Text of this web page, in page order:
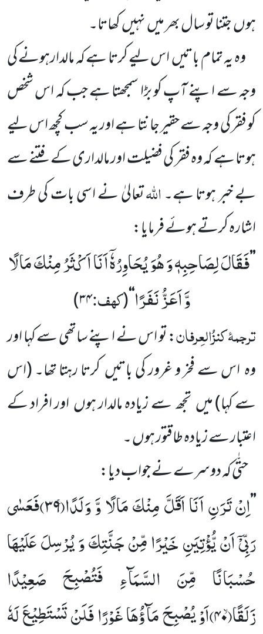
ہوںجتنا تو سال بھر میںنہیںکھاتا۔
وہ یہ تمام باتیںاس لیے کرتا ہے کہ مالدارہونے کی
وجہ سے اپنے آپ کو بڑا سمجھتا ہے جب کہ اس شخص
کو فقر کی وجہ سے حقیر جانتا ہے اور یہ سب کچھ اس لیے
ہوتا ہے کہ وہ فقر کی فضیلت اور مالداری کے فتنے سے
بے خبر ہوتا ہے۔اللہتعالیٰ نے اسی بات کی طرف
اشارہ کرتے ہوئے فرمایا:
’’فَقَالَ لِصَاحِبِهٖ وَ هُوَ یُحَاوِرُهٗۤ اَنَا اَكْثَرُ مِنْكَ مَالًا
وَّ اَعَزُّ نَفَرًا‘‘
(کہف:۳۴)
ترجمۂکنزُالعِرفان: تو اس نے اپنے ساتھی سے کہا اور
وہاس سے فخر و غرور کی باتیںکرتا رہتا تھا۔(اس
سے کہا)میںتجھسے زیادہ مالدار ہوںاور افراد کے
اعتبار سے زیادہ طاقتور ہوں ۔
حتّٰی کہ دوسرے نے جواب دیا:
’’اِنْ تَرَنِ اَنَا اَقَلَّ مِنْكَ مَالًا وَّ وَلَدًاۚ(۳۹)فَعَسٰى
رَبِّیْۤ اَنْ یُّؤْتِیَنِ خَیْرًا مِّنْ جَنَّتِكَ وَ یُرْسِلَ عَلَیْهَا
حُسْبَانًا مِّنَ السَّمَآءِ فَتُصْبِحَ صَعِیْدًا
زَلَقًاۙ(۴۰)اَوْ یُصْبِحَ مَآؤُهَا غَوْرًا فَلَنْ تَسْتَطِیْعَ لَهٗ